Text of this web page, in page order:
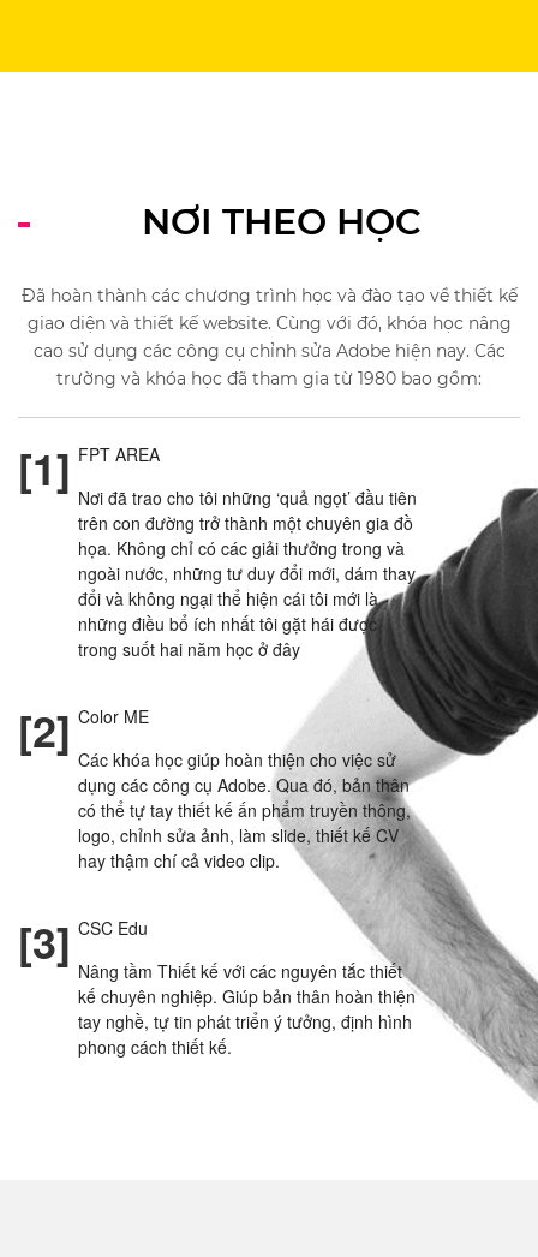
NƠI THEO HỌC
Đã hoàn thành các chương trình học và đào tạo về thiết kế
giao diện và thiết kế website. Cùng với đó, khóa học nâng
cao sử dụng các công cụ chỉnh sửa Adobe hiện nay. Các
trường và khóa học đã tham gia từ 1980 bao gồm:
[1] FPT AREA
Nơi đã trao cho tôi những ‘quả ngọt’ đầu tiên
trên con đường trở thành một chuyên gia đồ
họa. Không chỉ có các giải thưởng trong và
ngoài nước, những tư duy đổi mới, dám thay
đổi và không ngại thể hiện cái tôi mới là
những điều bổ ích nhất tôi gặt hái được
trong suốt hai năm học ở đây
[2] Color ME
Các khóa học giúp hoàn thiện cho việc sử
dụng các công cụ Adobe. Qua đó, bản thân
có thể tự tay thiết kế ấn phẩm truyền thông,
logo, chỉnh sửa ảnh, làm slide, thiết kế CV
hay thậm chí cả video clip.
[3] CSC Edu
Nâng tầm Thiết kế với các nguyên tắc thiết
kế chuyên nghiệp. Giúp bản thân hoàn thiện
tay nghề, tự tin phát triển ý tưởng, định hình
phong cách thiết kế.